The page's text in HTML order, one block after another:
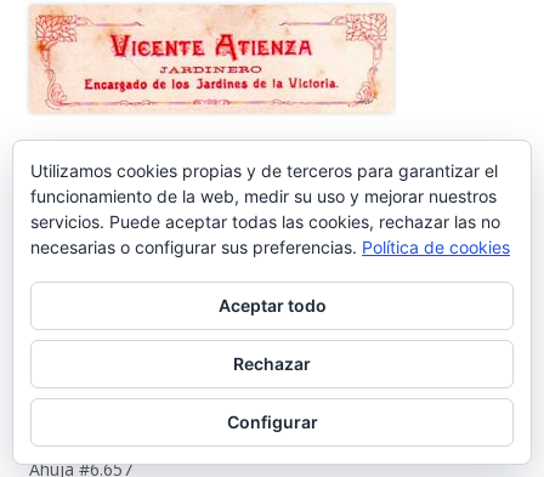
ENTRADAS RECIENTES
Nos vamos de vacaciones #6.660
¿Dónde está Calleja? #6.659
Carta protesta a Don Pedro Muñoz Seca #6.658
El antiguo campo del Racing y la iniciativa solidaria de Elías
Ahuja #6.657
Utilizamos cookies propias y de terceros para garantizar el
funcionamiento de la web, medir su uso y mejorar nuestros
servicios. Puede aceptar todas las cookies, rechazar las no
necesarias o configurar sus preferencias. Política de cookies
Aceptar todo
Rechazar
Configurar